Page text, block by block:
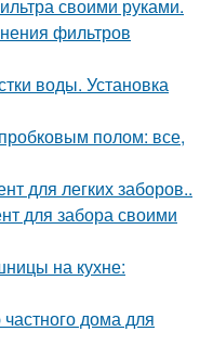
своими руками.
фильтров
воды. Установка
полом: все,
для легких заборов..
для забора своими
на кухне:
дома для